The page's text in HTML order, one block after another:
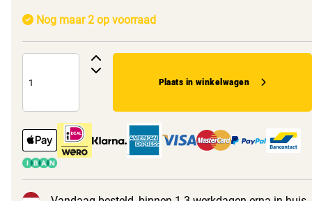
Nog maar 2 op voorraad
Plaats in winkelwagen